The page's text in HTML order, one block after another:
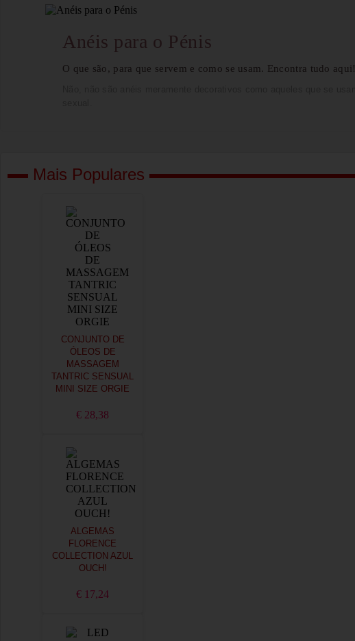
Anéis para o Pénis
O que são, para que servem e como se usam. Encontra tudo aqui!
Mais Populares
CONJUNTO DE
ÓLEOS DE
MASSAGEM
TANTRIC SENSUAL
MINI SIZE ORGIE
€ 28,38
ALGEMAS
FLORENCE
COLLECTION AZUL
OUCH!
€ 17,24